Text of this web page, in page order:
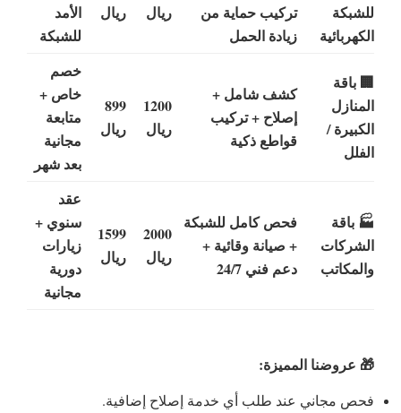
للشبكة
الكهربائية
تركيب حماية من
زيادة الحمل
ريال
ريال
الأمد
للشبكة
🏢 باقة
المنازل
الكبيرة /
الفلل
كشف شامل +
إصلاح + تركيب
قواطع ذكية
1200
ريال
899
ريال
خصم
خاص +
متابعة
مجانية
بعد شهر
🏭 باقة
الشركات
والمكاتب
فحص كامل للشبكة
+ صيانة وقائية +
دعم فني 24/7
2000
ريال
1599
ريال
عقد
سنوي +
زيارات
دورية
مجانية
🎁 عروضنا المميزة:
فحص مجاني عند طلب أي خدمة إصلاح إضافية.